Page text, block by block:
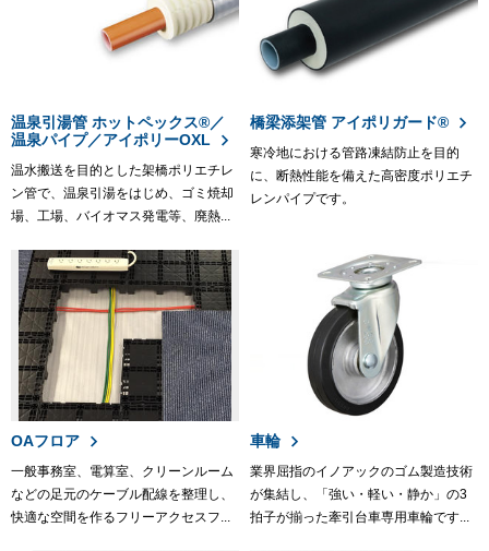
温泉引湯管 ホットペックス®／
温泉パイプ／アイポリーOXL
温水搬送を目的とした架橋ポリエチレ
ン管で、温泉引湯をはじめ、ゴミ焼却
場、工場、バイオマス発電等、廃熱...
橋梁添架管 アイポリガード®
寒冷地における管路凍結防止を目的
に、断熱性能を備えた高密度ポリエチ
レンパイプです。
OAフロア
一般事務室、電算室、クリーンルーム
などの足元のケーブル配線を整理し、
快適な空間を作るフリーアクセスフ...
車輪
業界屈指のイノアックのゴム製造技術
が集結し、「強い・軽い・静か」の3
拍子が揃った牽引台車専用車輪です...